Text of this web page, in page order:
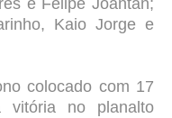
e Felipe Joantan;
Kaio Jorge e
colocado com 17
vitória no planalto